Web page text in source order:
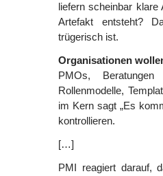
liefern scheinbar
Artefakt entsteht?
trügerisch ist.
Organisationen
PMOs,
Rollenmodelle,
im Kern sagt „Es
kontrollieren.
[…]
PMI reagiert darauf,